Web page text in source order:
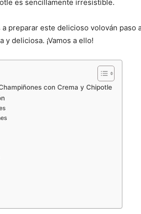
es sencillamente irresistible.
preparar este delicioso volován paso
deliciosa. ¡Vamos a ello!
con Crema y Chipotle